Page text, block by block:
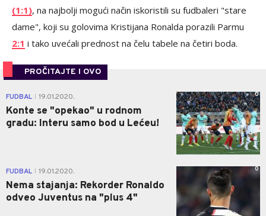
(1:1), na najbolji mogući način iskoristili su fudbaleri "stare
dame", koji su golovima Kristijana Ronalda porazili Parmu
2:1 i tako uvećali prednost na čelu tabele na četiri boda.
PROČITAJTE I OVO
FUDBAL 19.01.2020.
Konte se "opekao" u rodnom
gradu: Interu samo bod u Lećeu!
0
FUDBAL 19.01.2020.
Nema stajanja: Rekorder Ronaldo
odveo Juventus na "plus 4"
0